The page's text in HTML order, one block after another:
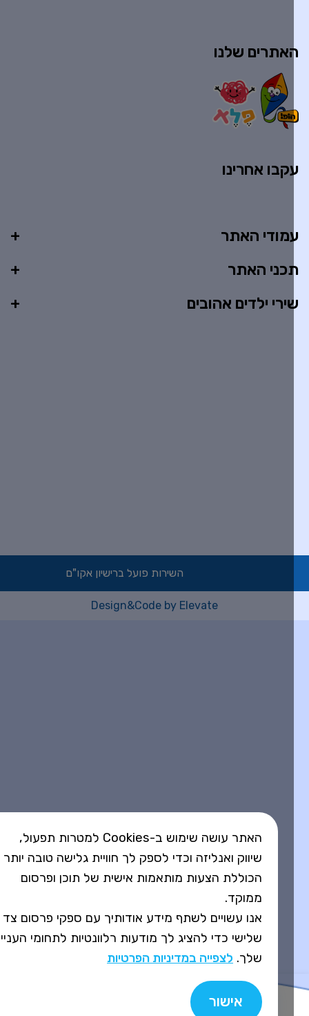
האתר
האתר
שלנו
אחרינו
השירות פועל ברישיון אקו"ם
האתר עושה שימוש ב-Cookies למטרות תפעול,
שיווק ואנליזה וכדי לספק לך חוויית גלישה טובה יותר
הכוללת הצעות מותאמות אישית של תוכן ופרסום
ממוקד.
אנו עשויים לשתף מידע אודותיך עם ספקי פרסום צד
שלישי כדי להציג לך מודעות רלוונטיות לתחומי העניין
שלך.לצפייה במדיניות הפרטיות
אישור